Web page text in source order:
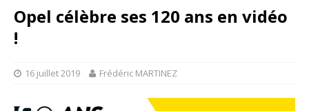
Opel célèbre ses 120 ans en vidéo
!
16 juillet 2019 Frédéric MARTINEZ